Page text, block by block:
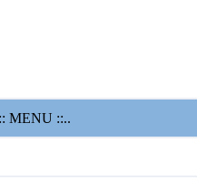
MENU ::..